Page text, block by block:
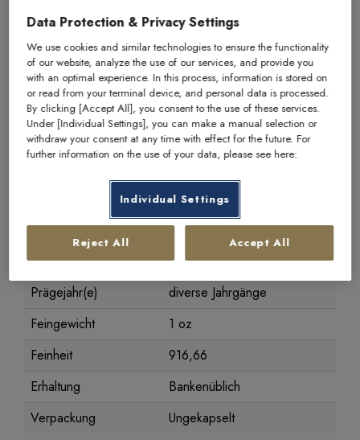
Artikelnummer
1001
Hersteller
Rand Refinery
32,7 mm
Dicke
2,8 mm
Bruttogewicht
33,93 g
Prägejahr(e)
diverse Jahrgänge
Feingewicht
1 oz
Feinheit
916,66
Erhaltung
Bankenüblich
Verpackung
Ungekapselt
Data Protection & Privacy Settings
We use cookies and similar technologies to ensure the functionality
of our website, analyze the use of our services, and provide you
with an optimal experience. In this process, information is stored on
or read from your terminal device, and personal data is processed.
By clicking [Accept All], you consent to the use of these services.
Under [Individual Settings], you can make a manual selection or
withdraw your consent at any time with effect for the future. For
further information on the use of your data, please see here:
Individual Settings
Reject All Accept All